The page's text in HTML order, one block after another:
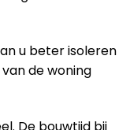
u beter isoleren
de woning
De bouwtijd bij